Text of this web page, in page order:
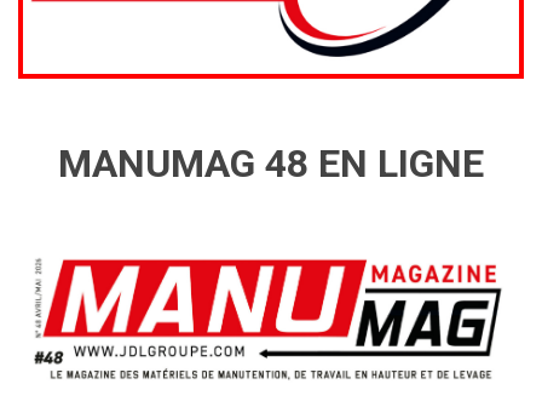
MANUMAG 48 EN LIGNE